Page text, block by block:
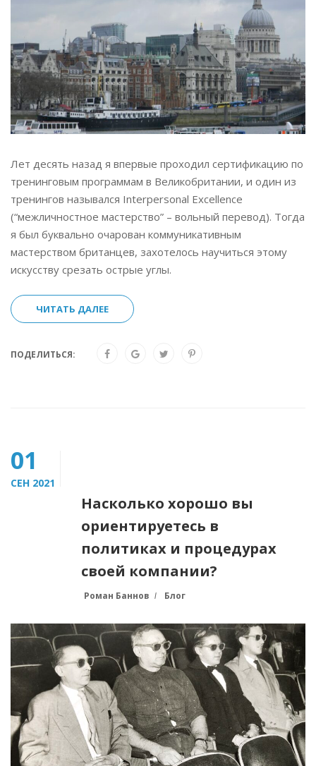
Лет десять назад я впервые проходил сертификацию по
тренинговым программам в Великобритании, и один из
тренингов назывался Interpersonal Excellence
(“межличностное мастерство” – вольный перевод). Тогда
я был буквально очарован коммуникативным
мастерством британцев, захотелось научиться этому
искусству срезать острые углы.
ЧИТАТЬ ДАЛЕЕ
ПОДЕЛИТЬСЯ:
01
СЕН 2021
Насколько хорошо вы
ориентируетесь в
политиках и процедурах
своей компании?
Роман Баннов Блог